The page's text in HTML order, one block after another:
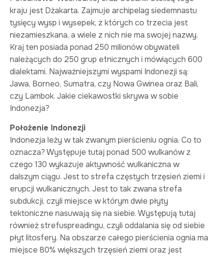
kraju jest Dżakarta. Zajmuje archipelag siedemnastu
tysięcy wysp i wysepek, z których co trzecia jest
niezamieszkana, a wiele z nich nie ma swojej nazwy.
Kraj ten posiada ponad 250 milionów obywateli
należących do 250 grup etnicznych i mówiących 600
dialektami. Najważniejszymi wyspami Indonezji są:
Jawa, Borneo, Sumatra, czy Nowa Gwinea oraz Bali,
czy Lambok. Jakie ciekawostki skrywa w sobie
Indonezja?
Położenie Indonezji
Indonezja leży w tak zwanym pierścieniu ognia. Co to
oznacza? Występuje tutaj ponad 500 wulkanów z
czego 130 wykazuje aktywność wulkaniczna w
dalszym ciągu. Jest to strefa częstych trzęsień ziemi i
erupcji wulkanicznych. Jest to tak zwana strefa
subdukcji, czyli miejsce w którym dwie płyty
tektoniczne nasuwają się na siebie. Występują tutaj
również strefuspreadingu, czyli oddalania się od siebie
płyt litosfery. Na obszarze całego pierścienia ognia ma
miejsce 80% większych trzęsień ziemi oraz jest